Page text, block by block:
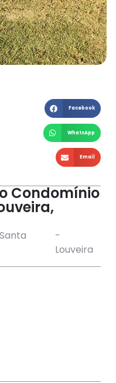
Facebook
WhatsApp
Email
Condomínio
Santa
-
Louveira